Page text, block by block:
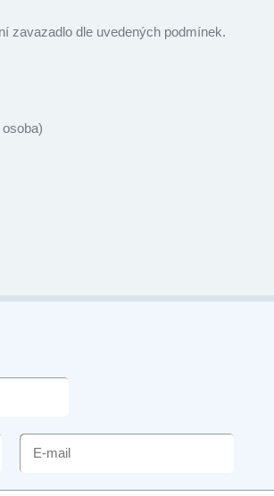
zavazadlo dle uvedených podmínek.
E-